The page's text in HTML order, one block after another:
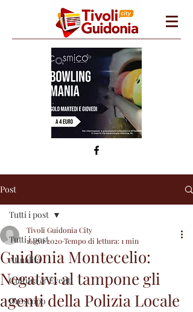
Post
Tutti i post
Attualità
Cultura & Eventi
Oroscopo
Tutti i post
Guidonia Montecelio:
Negativi al tampone gli
agenti della Polizia Locale
Tivoli Guidonia City
16 giu 2020Tempo di lettura: 1 min